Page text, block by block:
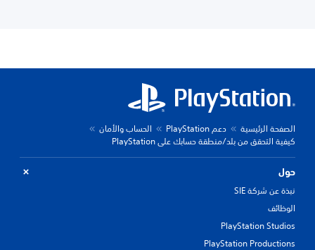
الصفحة الرئيسية دعم PlayStation
الحساب والأمان
كيفية التحقق من بلد/منطقة حسابك على PlayStation
حول
نبذة عن شركة SIE
الوظائف
PlayStation Studios
PlayStation Productions